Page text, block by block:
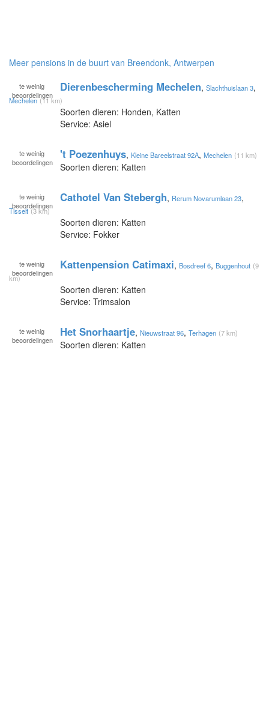
Meer pensions in de buurt van Breendonk, Antwerpen
te weinig
beoordelingen
Dierenbescherming Mechelen, Slachthuislaan 3,
Mechelen (11 km)
Soorten dieren: Honden, Katten
Service: Asiel
te weinig
beoordelingen
't Poezenhuys, Kleine Bareelstraat 92A, Mechelen (11 km)
Soorten dieren: Katten
te weinig
beoordelingen
Cathotel Van Stebergh, Rerum Novarumlaan 23,
Tisselt (3 km)
Soorten dieren: Katten
Service: Fokker
te weinig
beoordelingen
Kattenpension Catimaxi, Bosdreef 6, Buggenhout (9
km)
Soorten dieren: Katten
Service: Trimsalon
te weinig
beoordelingen
Het Snorhaartje, Nieuwstraat 96, Terhagen (7 km)
Soorten dieren: Katten